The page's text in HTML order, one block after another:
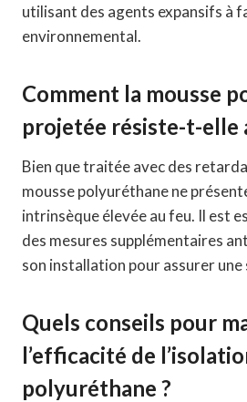
utilisant des agents expansifs à
environnemental.
Comment la mousse
projetée résiste-t-elle
Bien que traitée avec des
mousse polyuréthane ne
intrinsèque élevée au feu. Il est
des mesures supplémentaires
son installation pour assurer
Quels conseils pour
l’efficacité de
polyuréthane ?